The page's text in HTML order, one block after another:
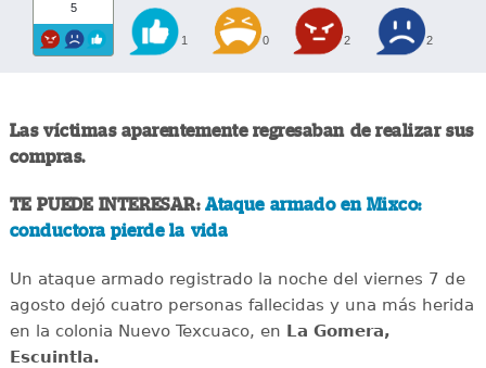
5
1 0 2 2
Las víctimas aparentemente regresaban de realizar sus
compras.
TE PUEDE INTERESAR:Ataque armado en Mixco:
conductora pierde la vida
Un ataque armado registrado la noche del viernes 7 de
agosto dejó cuatro personas fallecidas y una más herida
en la colonia Nuevo Texcuaco, en La Gomera,
Escuintla.